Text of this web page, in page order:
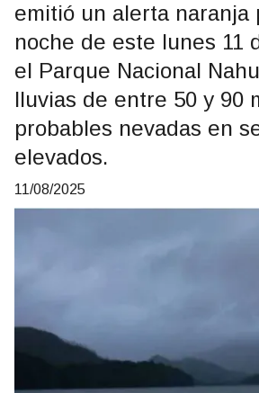
emitió un alerta naranja
noche de este lunes 11
el Parque Nacional
lluvias de entre 50 y 90
probables nevadas en
elevados.
11/08/2025